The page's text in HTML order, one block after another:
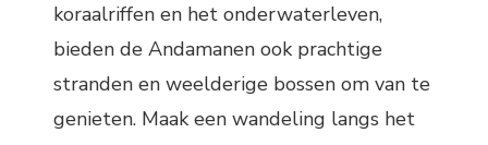
koraalriffen en het onderwaterleven,
bieden de Andamanen ook prachtige
stranden en weelderige bossen om van te
genieten. Maak een wandeling langs het